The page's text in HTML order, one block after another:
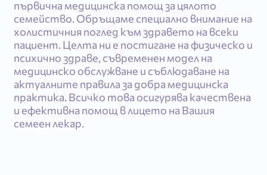
първична медицинска помощ за цялото
семейство. Обръщаме специално внимание на
холистичния поглед към здравето на всеки
пациент. Целта ни е постигане на физическо и
психично здраве, съвременен модел на
медицинско обслужване и съблюдаване на
актуалните правила за добра медицинска
практика. Всичко това осигурява качествена
и ефективна помощ в лицето на Вашия
семеен лекар.